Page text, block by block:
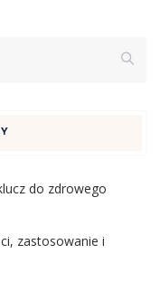
do zdrowego
zastosowanie i